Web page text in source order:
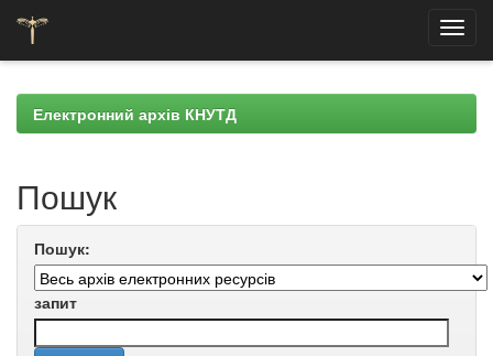
navigationЕлектронний архів КНУТД
Пошук
Пошук:
запит